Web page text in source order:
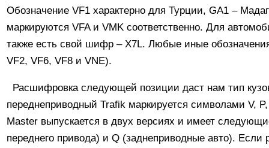
Обозначение VF1 характерно для Турции, GA1 –
маркируются VFA и VMK соответственно. Для
также есть свой шифр – X7L. Любые иные
VF2, VF6, VF8 и VNE).
Расшифровка следующей позиции даст нам тип
переднеприводный Trafik маркируется символами V,
Master выпускается в двух версиях и имеет
переднего привода) и Q (заднеприводные авто). Если